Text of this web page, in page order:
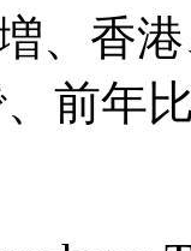
、香
前年